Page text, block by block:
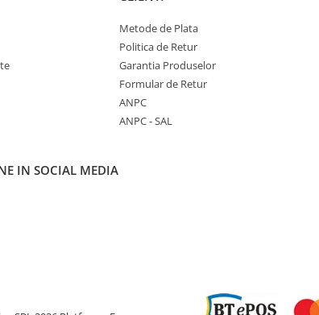
Metode de Plata
Politica de Retur
Garantia Produselor
Formular de Retur
ANPC
ANPC - SAL
IN SOCIAL MEDIA